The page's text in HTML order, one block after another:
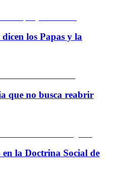
los Papas y la
que no busca reabrir
la Doctrina Social de